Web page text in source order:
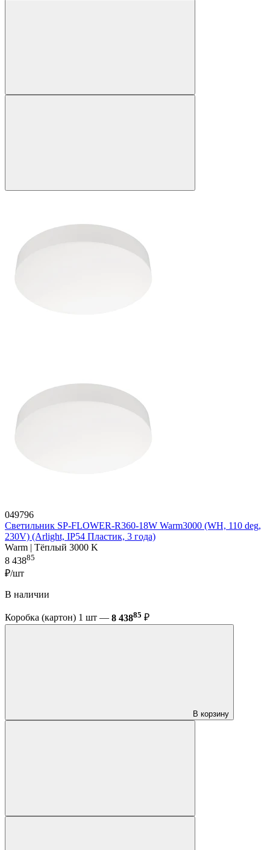
049796
Светильник SP-FLOWER-R360-18W Warm3000 (WH, 110 deg,
230V) (Arlight, IP54 Пластик, 3 года)
Warm | Тёплый 3000 K
8 43885
₽/шт
В наличии
Коробка (картон) 1 шт — 8 43885 ₽
В корзину